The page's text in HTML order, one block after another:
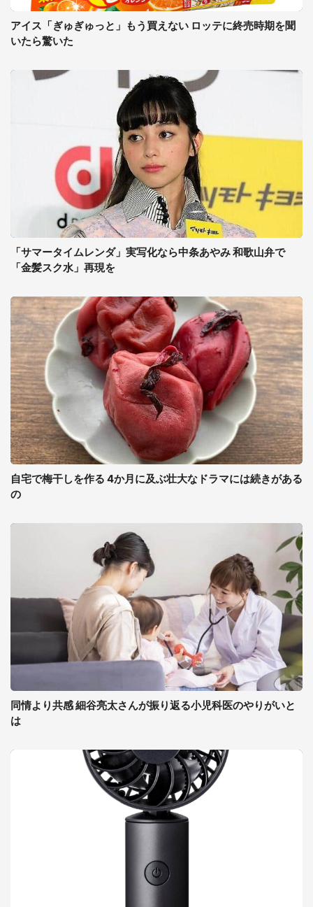
アイス「ぎゅぎゅっと」もう買えない ロッテに終売時期を聞
いたら驚いた
「サマータイムレンダ」実写化なら中条あやみ 和歌山弁で
「金髪スク水」再現を
自宅で梅干しを作る 4か月に及ぶ壮大なドラマには続きがある
の
同情より共感 細谷亮太さんが振り返る小児科医のやりがいと
は